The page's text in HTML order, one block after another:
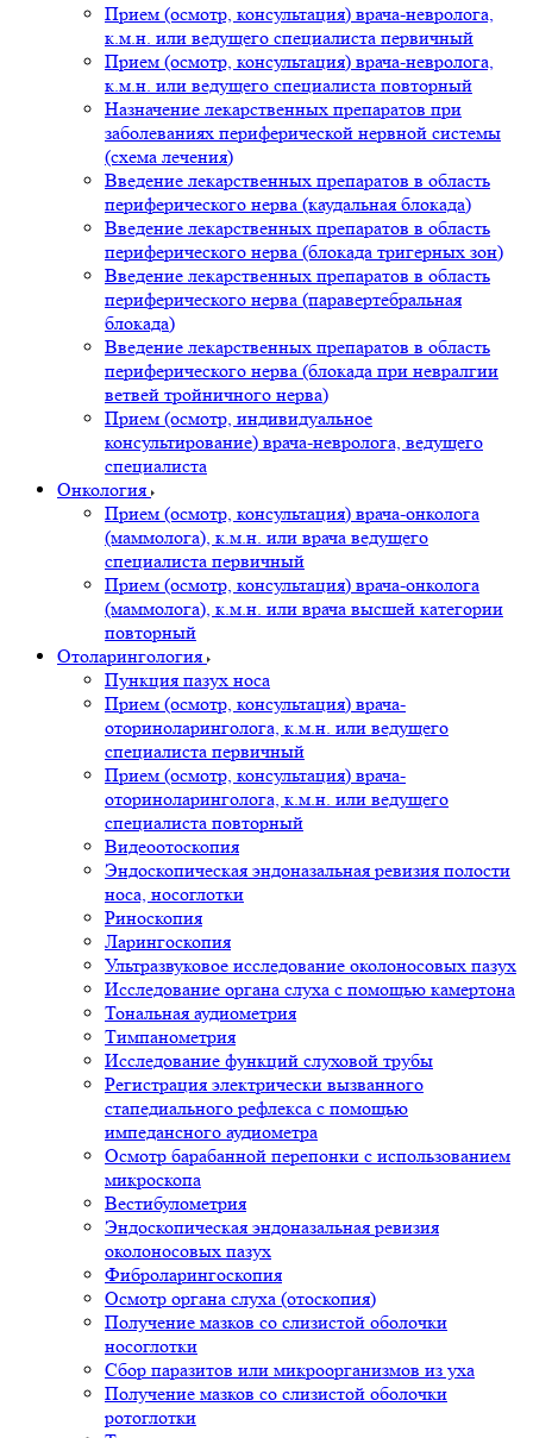
Прием (осмотр, консультация) врача-невролога,
к.м.н. или ведущего специалиста первичный
Прием (осмотр, консультация) врача-невролога,
к.м.н. или ведущего специалиста повторный
Назначение лекарственных препаратов при
заболеваниях периферической нервной системы
(схема лечения)
Введение лекарственных препаратов в область
периферического нерва (каудальная блокада)
Введение лекарственных препаратов в область
периферического нерва (блокада тригерных зон)
Введение лекарственных препаратов в область
периферического нерва (паравертебральная
блокада)
Введение лекарственных препаратов в область
периферического нерва (блокада при невралгии
ветвей тройничного нерва)
Прием (осмотр, индивидуальное
консультирование) врача-невролога, ведущего
специалиста
Онкология
Прием (осмотр, консультация) врача-онколога
(маммолога), к.м.н. или врача ведущего
специалиста первичный
Прием (осмотр, консультация) врача-онколога
(маммолога), к.м.н. или врача высшей категории
повторный
Отоларингология
Пункция пазух носа
Прием (осмотр, консультация) врача-
оториноларинголога, к.м.н. или ведущего
специалиста первичный
Прием (осмотр, консультация) врача-
оториноларинголога, к.м.н. или ведущего
специалиста повторный
Видеоотоскопия
Эндоскопическая эндоназальная ревизия полости
носа, носоглотки
Риноскопия
Ларингоскопия
Ультразвуковое исследование околоносовых пазух
Исследование органа слуха с помощью камертона
Тональная аудиометрия
Тимпанометрия
Исследование функций слуховой трубы
Регистрация электрически вызванного
стапедиального рефлекса с помощью
импедансного аудиометра
Осмотр барабанной перепонки с использованием
микроскопа
Вестибулометрия
Эндоскопическая эндоназальная ревизия
околоносовых пазух
Фиброларингоскопия
Осмотр органа слуха (отоскопия)
Получение мазков со слизистой оболочки
носоглотки
Сбор паразитов или микроорганизмов из уха
Получение мазков со слизистой оболочки
ротоглотки